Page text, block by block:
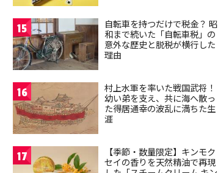
15
自転車を持つだけで税金？ 昭
和まで続いた「自転車税」の
意外な歴史と脱税が横行した
理由
16
村上水軍を率いた戦国武将！
幼い弟を支え、共に海へ散っ
た得居通幸の波乱に満ちた生
涯
17
【季節・数量限定】キンモク
セイの香りを天然精油で再現